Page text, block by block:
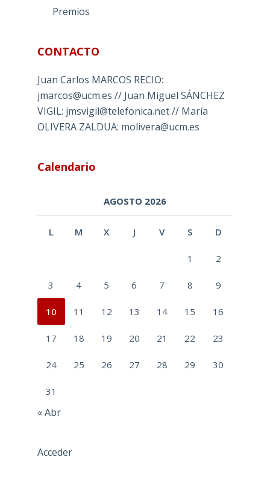
Premios
CONTACTO
Juan Carlos MARCOS RECIO:
jmarcos@ucm.es // Juan Miguel SÁNCHEZ
VIGIL: jmsvigil@telefonica.net // María
OLIVERA ZALDUA: molivera@ucm.es
Calendario
AGOSTO 2026
L M X J V S D
1 2
3 4 5 6 7 8 9
10 11 12 13 14 15 16
17 18 19 20 21 22 23
24 25 26 27 28 29 30
31
« Abr
Acceder